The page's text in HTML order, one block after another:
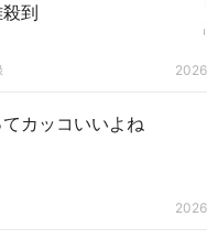
到
カッコいいよね